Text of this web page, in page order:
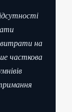
витрати на
часткова